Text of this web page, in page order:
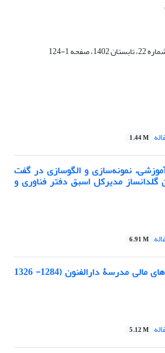
1.44 M
نمونه‌سازی و الگوسازی در گفت
مدیرکل اسبق دفتر فناوری و
6.91 M
اسناد نویافته از هزینه‌های مالی مدرسۀ دارالفنون (1284- 1326
5.12 M